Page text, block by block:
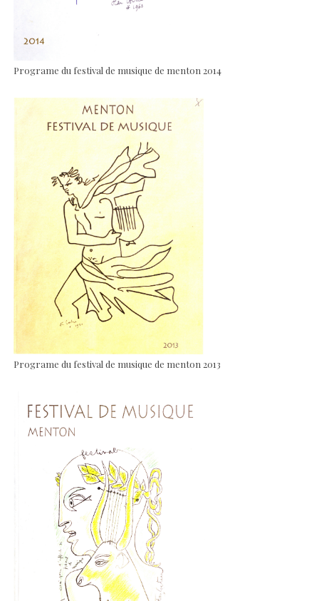
Programe du festival de musique de menton 2014
Programe du festival de musique de menton 2013